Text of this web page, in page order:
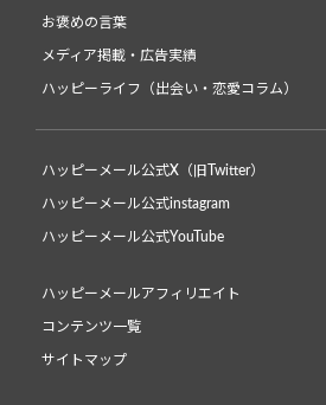
お褒めの言葉
メディア掲載・広告実績
ハッピーライフ（出会い・恋愛コラム）
ハッピーメール公式X（旧Twitter）
ハッピーメール公式instagram
ハッピーメール公式YouTube
ハッピーメールアフィリエイト
コンテンツ一覧
サイトマップ